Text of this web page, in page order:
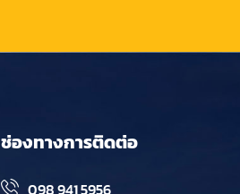
ช่องทางการติดต่อ
098 941 5956